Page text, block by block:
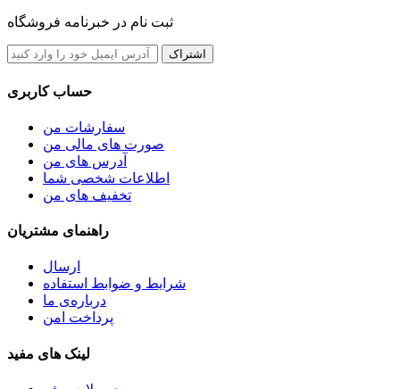
ثبت نام در خبرنامه فروشگاه
اشتراک
حساب کاربری
سفارشات من
صورت های مالی من
آدرس های من
اطلاعات شخصی شما
تخفیف های من
راهنمای مشتریان
ارسال
شرایط و ضوابط استفاده
درباره‌ی ما
پرداخت امن
لینک های مفید